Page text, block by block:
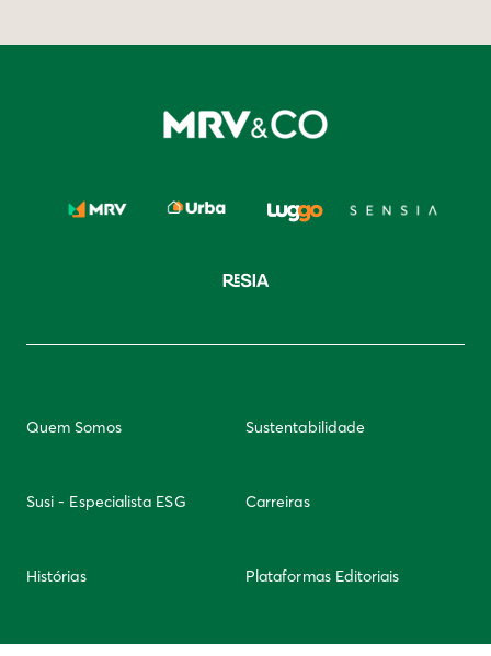
Quem Somos Sustentabilidade
Susi - Especialista ESG Carreiras
Histórias Plataformas Editoriais
Newsletter Integridade